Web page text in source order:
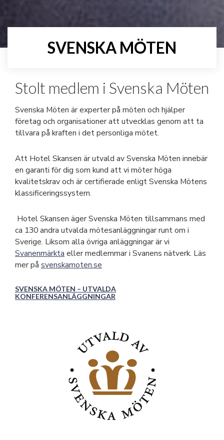
SVENSKA MÖTEN
Stolt medlem i Svenska Möten
Svenska Möten är experter på möten och hjälper
företag och organisationer att utvecklas genom att ta
tillvara på kraften i det personliga mötet.
Att Hotel Skansen är utvald av Svenska Möten innebär
en garanti för dig som kund att vi möter höga
kvalitetskrav och är certifierade enligt Svenska Mötens
klassificeringssystem.
Hotel Skansen äger Svenska Möten tillsammans med
ca 130 andra utvalda mötesanläggningar runt om i
Sverige. Liksom alla övriga anläggningar är vi
Svanenmärkta eller medlemmar i Svanens nätverk. Läs
mer på svenskamoten.se
SVENSKA MÖTEN – UTVALDA
KONFERENSANLÄGGNINGAR